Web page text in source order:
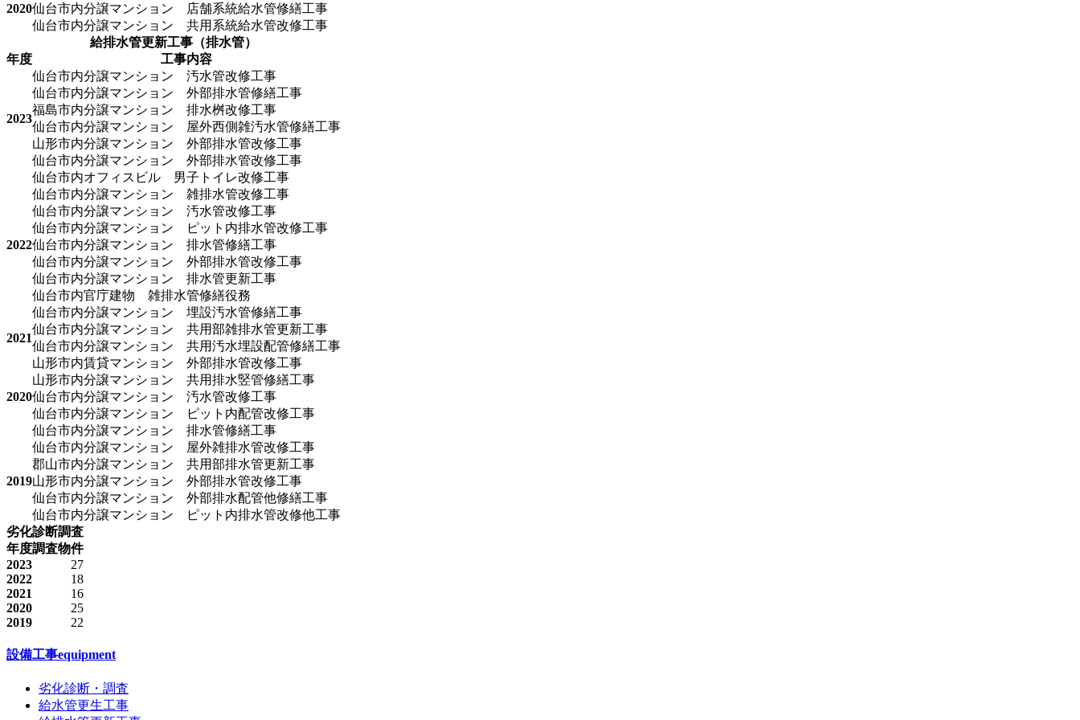
2020仙台市内分譲マンション 店舗系統給水管修繕工事
仙台市内分譲マンション 共用系統給水管改修工事
給排水管更新工事（排水管）
年度
工事内容
2023
仙台市内分譲マンション 汚水管改修工事
仙台市内分譲マンション 外部排水管修繕工事
福島市内分譲マンション 排水桝改修工事
仙台市内分譲マンション 屋外西側雑汚水管修繕工事
山形市内分譲マンション 外部排水管改修工事
仙台市内分譲マンション 外部排水管改修工事
2022
仙台市内オフィスビル 男子トイレ改修工事
仙台市内分譲マンション 雑排水管改修工事
仙台市内分譲マンション 汚水管改修工事
仙台市内分譲マンション ピット内排水管改修工事
仙台市内分譲マンション 排水管修繕工事
仙台市内分譲マンション 外部排水管改修工事
仙台市内分譲マンション 排水管更新工事
仙台市内官庁建物 雑排水管修繕役務
仙台市内分譲マンション 埋設汚水管修繕工事
2021
仙台市内分譲マンション 共用部雑排水管更新工事
仙台市内分譲マンション 共用汚水埋設配管修繕工事
2020
山形市内賃貸マンション 外部排水管改修工事
山形市内分譲マンション 共用排水竪管修繕工事
仙台市内分譲マンション 汚水管改修工事
仙台市内分譲マンション ピット内配管改修工事
仙台市内分譲マンション 排水管修繕工事
2019
仙台市内分譲マンション 屋外雑排水管改修工事
郡山市内分譲マンション 共用部排水管更新工事
山形市内分譲マンション 外部排水管改修工事
仙台市内分譲マンション 外部排水配管他修繕工事
仙台市内分譲マンション ピット内排水管改修他工事
劣化診断調査
年度調査物件
2023
27
2022
18
2021
16
2020
25
2019
22
設備工事equipment
劣化診断・調査
給水管更生工事